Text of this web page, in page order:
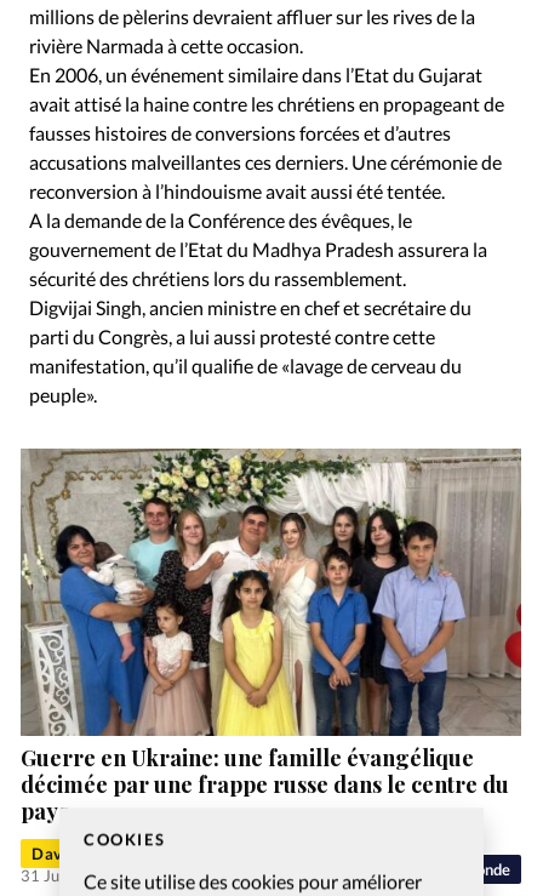
COOKIES
Ce site utilise des cookies pour améliorer
millions de pèlerins devraient affluer sur les rives de la
rivière Narmada à cette occasion.
En 2006, un événement similaire dans l’Etat du Gujarat
avait attisé la haine contre les chrétiens en propageant de
fausses histoires de conversions forcées et d’autres
accusations malveillantes ces derniers. Une cérémonie de
reconversion à l’hindouisme avait aussi été tentée.
A la demande de la Conférence des évêques, le
gouvernement de l’Etat du Madhya Pradesh assurera la
sécurité des chrétiens lors du rassemblement.
Digvijai Singh, ancien ministre en chef et secrétaire du
parti du Congrès, a lui aussi protesté contre cette
manifestation, qu’il qualifie de «lavage de cerveau du
peuple».
Monde
Guerre en Ukraine: une famille évangélique
décimée par une frappe russe dans le centre du
pays
David Métreau
31 Juil 2026